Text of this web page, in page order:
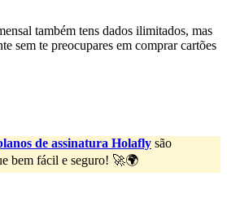
também tens dados ilimitados, mas
sem te preocupares em comprar cartões
de assinatura Holafly são
bem fácil e seguro! 🚀🌍